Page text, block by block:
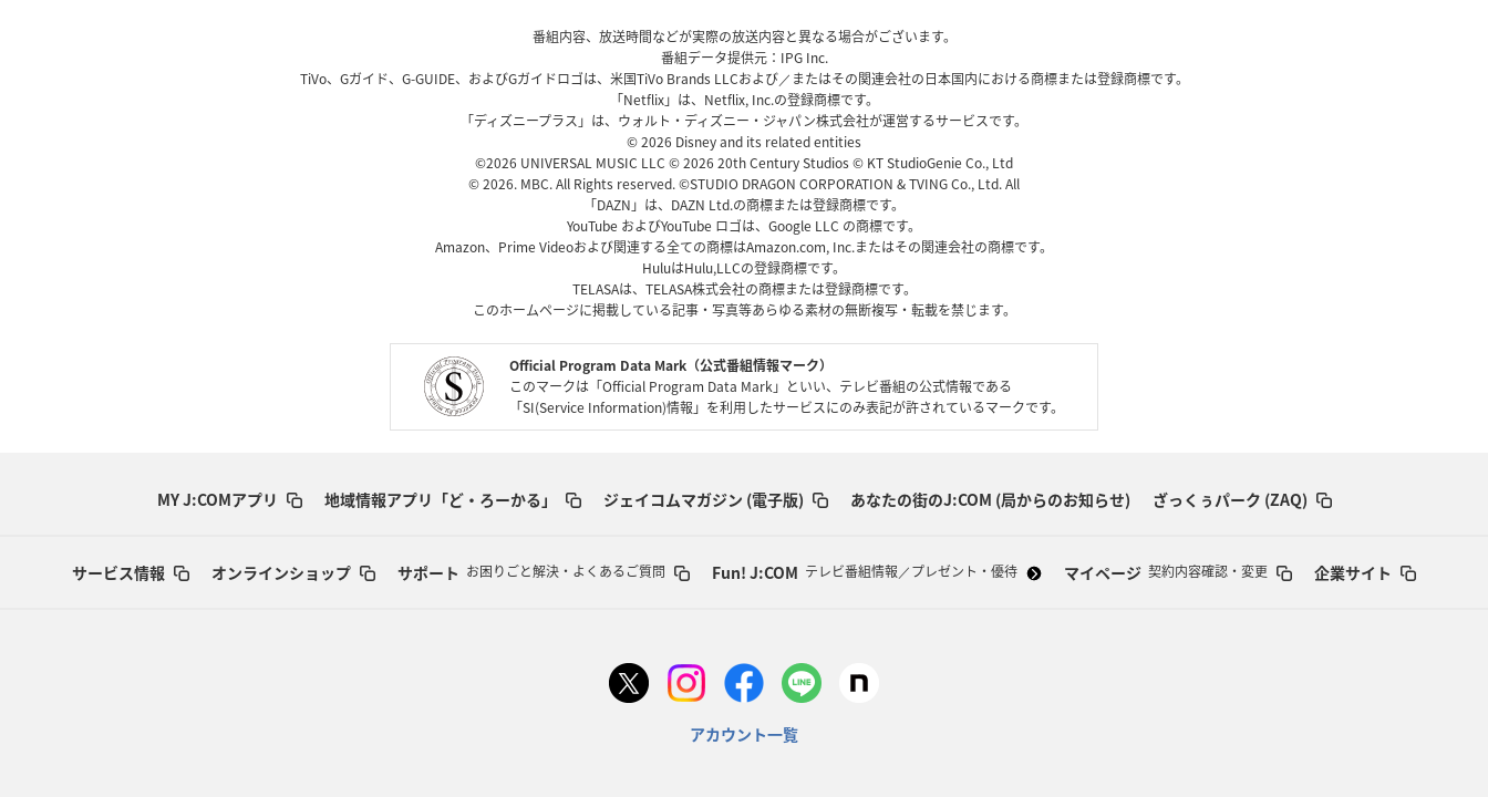
番組内容、放送時間などが実際の放送内容と異なる場合がございます。
番組データ提供元：IPG Inc.
TiVo、Gガイド、G-GUIDE、およびGガイドロゴは、米国TiVo Brands LLCおよび／またはその関連会社の日本国内における商標または登録商標です。
「Netflix」は、Netflix, Inc.の登録商標です。
「ディズニープラス」は、ウォルト・ディズニー・ジャパン株式会社が運営するサービスです。
© 2026 Disney and its related entities
©2026 UNIVERSAL MUSIC LLC © 2026 20th Century Studios © KT StudioGenie Co., Ltd
© 2026. MBC. All Rights reserved. ©STUDIO DRAGON CORPORATION & TVING Co., Ltd. All
「DAZN」は、DAZN Ltd.の商標または登録商標です。
YouTube およびYouTube ロゴは、Google LLC の商標です。
Amazon、Prime Videoおよび関連する全ての商標はAmazon.com, Inc.またはその関連会社の商標です。
HuluはHulu,LLCの登録商標です。
TELASAは、TELASA株式会社の商標または登録商標です。
このホームページに掲載している記事・写真等あらゆる素材の無断複写・転載を禁じます。
Official Program Data Mark（公式番組情報マーク）
このマークは「Official Program Data Mark」といい、テレビ番組の公式情報である
「SI(Service Information)情報」を利用したサービスにのみ表記が許されているマークです。
MY J:COMアプリ 地域情報アプリ「ど・ろーかる」 ジェイコムマガジン (電子版) あなたの街のJ:COM (局からのお知らせ) ざっくぅパーク (ZAQ)
サービス情報 オンラインショップ サポート お困りごと解決・よくあるご質問 Fun! J:COM テレビ番組情報／プレゼント・優待 マイページ 契約内容確認・変更 企業サイト
アカウント一覧